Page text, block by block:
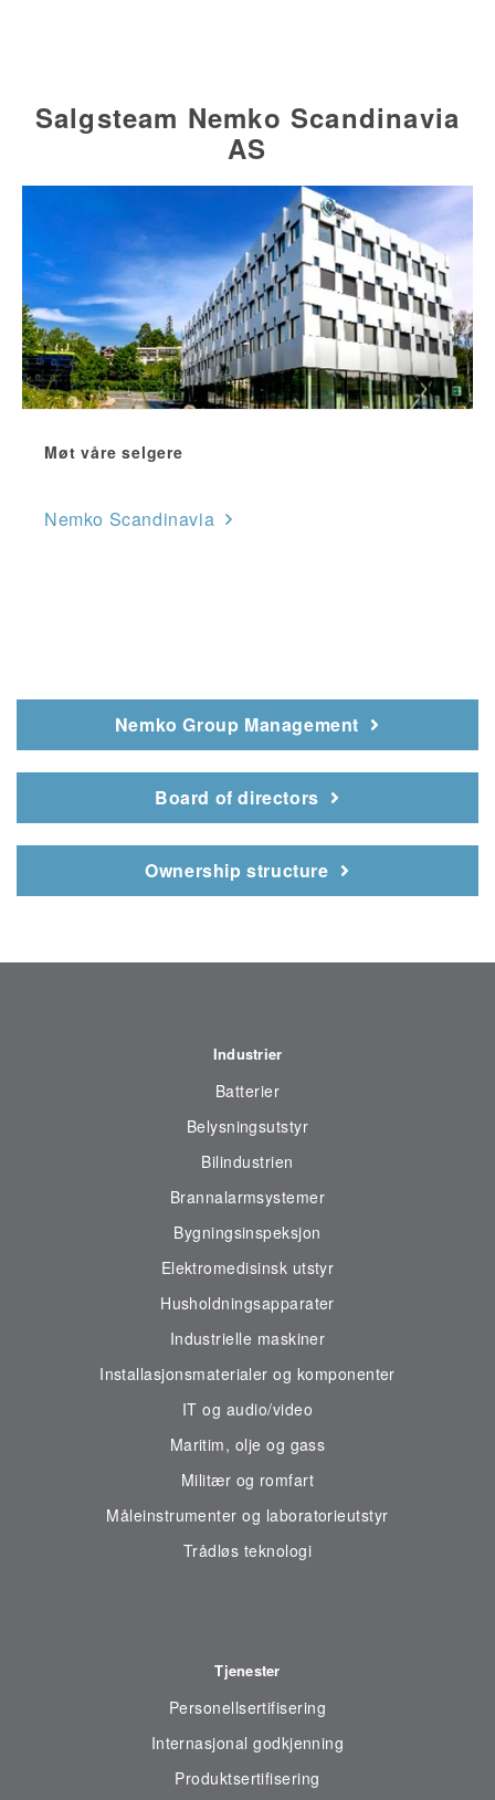
Salgsteam Nemko Scandinavia
AS
Møt våre selgere
Nemko Scandinavia
Nemko Group Management
Board of directors
Ownership structure
Industrier
Batterier
Belysningsutstyr
Bilindustrien
Brannalarmsystemer
Bygningsinspeksjon
Elektromedisinsk utstyr
Husholdningsapparater
Industrielle maskiner
Installasjonsmaterialer og komponenter
IT og audio/video
Maritim, olje og gass
Militær og romfart
Måleinstrumenter og laboratorieutstyr
Trådløs teknologi
Tjenester
Personellsertifisering
Internasjonal godkjenning
Produktsertifisering